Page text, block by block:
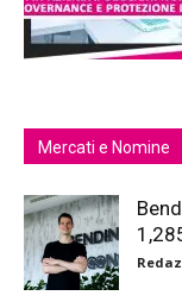
Mercati e Nomine